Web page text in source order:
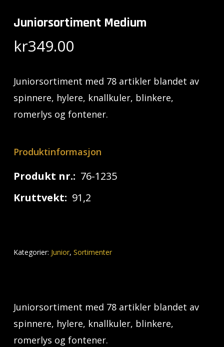
Juniorsortiment Medium
kr349.00
Juniorsortiment med 78 artikler blandet av
spinnere, hylere, knallkuler, blinkere,
romerlys og fontener.
Produktinformasjon
Produkt nr.: 76-1235
Kruttvekt: 91,2
Kategorier: Junior, Sortimenter
Juniorsortiment med 78 artikler blandet av
spinnere, hylere, knallkuler, blinkere,
romerlys og fontener.